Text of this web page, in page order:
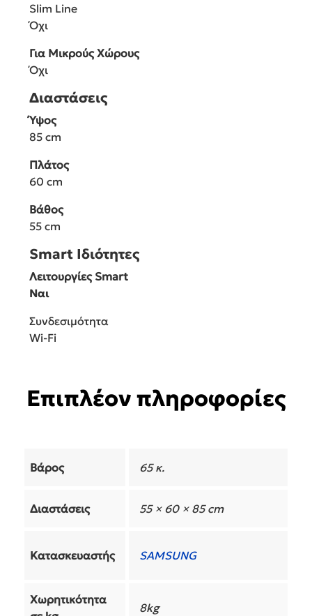
Slim Line
Όχι
Για Μικρούς Χώρους
Όχι
Διαστάσεις
Ύψος
85 cm
Πλάτος
60 cm
Βάθος
55 cm
Smart Ιδιότητες
Λειτουργίες Smart
Ναι
Συνδεσιμότητα
Wi-Fi
Επιπλέον πληροφορίες
Βάρος 65 κ.
Διαστάσεις 55 × 60 × 85 cm
Κατασκευαστής SAMSUNG
Χωρητικότητα
8kg